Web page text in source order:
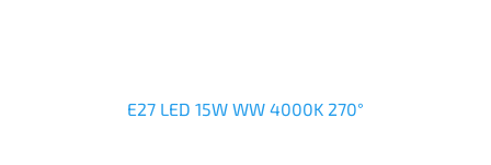
E27 LED 15W WW 4000K 270°